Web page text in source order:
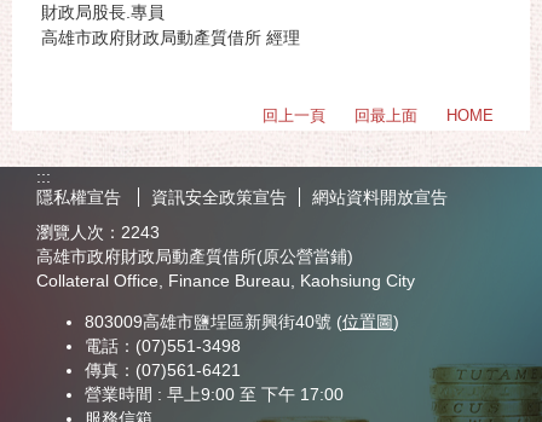
財政局股長.專員
高雄市政府財政局動產質借所 經理
回上一頁 回最上面 HOME
:::
隱私權宣告
資訊安全政策宣告
網站資料開放宣告
瀏覽人次： 2243
高雄市政府財政局動產質借所(原公營當鋪)
Collateral Office, Finance Bureau, Kaohsiung City
803009高雄市鹽埕區新興街40號 (位置圖)
電話：(07)551-3498
傳真：(07)561-6421
營業時間 : 早上9:00 至 下午 17:00